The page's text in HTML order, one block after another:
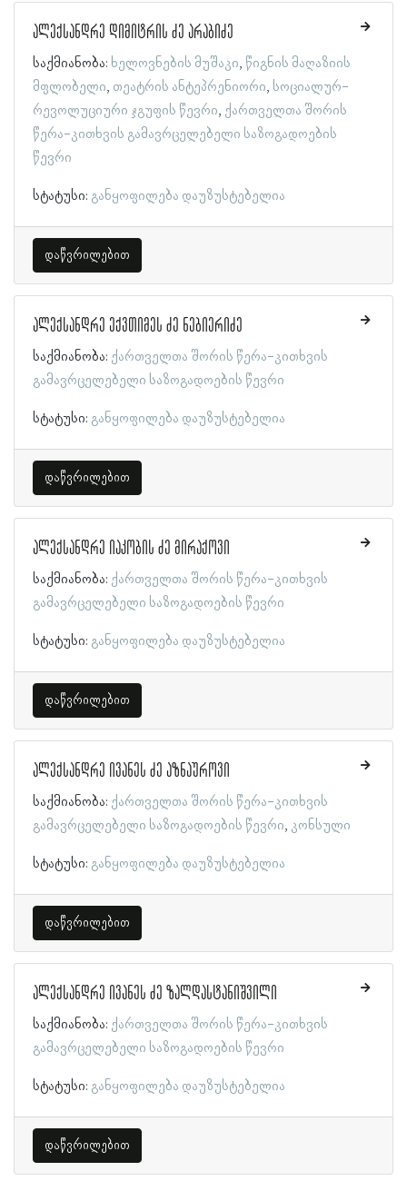
ალექსანდრე დიმიტრის ძე არაბიძე
საქმიანობა: ხელოვნების მუშაკი წიგნის მაღაზიის
მფლობელი თეატრის ანტეპრენიორი სოციალურ-
რევოლუციური ჯგუფის წევრი ქართველთა შორის
წერა-კითხვის გამავრცელებელი საზოგადოების
წევრი
სტატუსი: განყოფილება დაუზუსტებელია
დაწვრილებით
ალექსანდრე ექვთიმეს ძე ნებიერიძე
საქმიანობა: ქართველთა შორის წერა-კითხვის
გამავრცელებელი საზოგადოების წევრი
სტატუსი: განყოფილება დაუზუსტებელია
დაწვრილებით
ალექსანდრე იაკობის ძე მირაქოვი
საქმიანობა: ქართველთა შორის წერა-კითხვის
გამავრცელებელი საზოგადოების წევრი
სტატუსი: განყოფილება დაუზუსტებელია
დაწვრილებით
ალექსანდრე ივანეს ძე აზნაუროვი
საქმიანობა: ქართველთა შორის წერა-კითხვის
გამავრცელებელი საზოგადოების წევრი კონსული
სტატუსი: განყოფილება დაუზუსტებელია
დაწვრილებით
ალექსანდრე ივანეს ძე ზალდასტანიშვილი
საქმიანობა: ქართველთა შორის წერა-კითხვის
გამავრცელებელი საზოგადოების წევრი
სტატუსი: განყოფილება დაუზუსტებელია
დაწვრილებით